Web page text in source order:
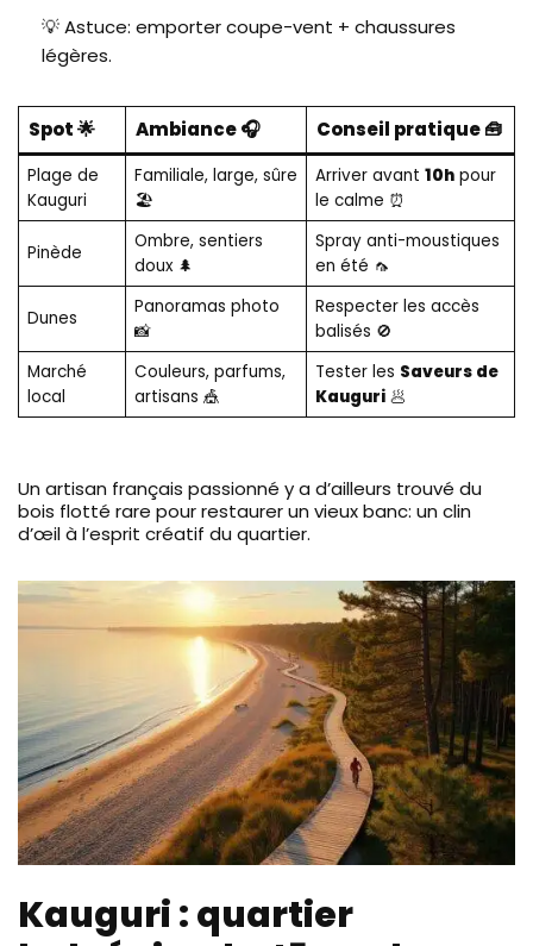
💡 Astuce: emporter coupe-vent + chaussures
légères.
Spot 🌟 Ambiance 🎧 Conseil pratique 🧰
Plage de
Kauguri
Familiale, large, sûre
🏖️
Arriver avant 10hpour
le calme ⏰
Pinède
Ombre, sentiers
doux 🌲
Spray anti-moustiques
en été 🦟
Dunes
Panoramas photo
📸
Respecter les accès
balisés 🚫
Marché
local
Couleurs, parfums,
artisans 🎪
Tester les Saveurs de
Kauguri🥟
Un artisan français passionné y a d’ailleurs trouvé du
bois flotté rare pour restaurer un vieux banc: un clin
d’œil à l’esprit créatif du quartier.
Kauguri : quartier